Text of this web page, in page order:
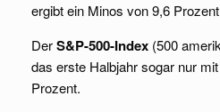
ergibt ein Minos von 9,6
DerS&P-500-Index (500
das erste Halbjahr sogar nur
Prozent.